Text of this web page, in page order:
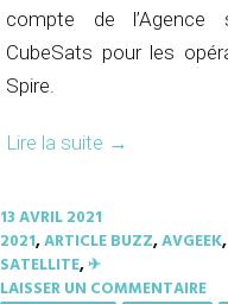
compte de l’Agence
CubeSats pour les
Spire.
Lire la suite →
13 AVRIL 2021
2021,ARTICLE BUZZ,AVGEEK,
SATELLITE,✈︎
LAISSER UN COMMENTAIRE